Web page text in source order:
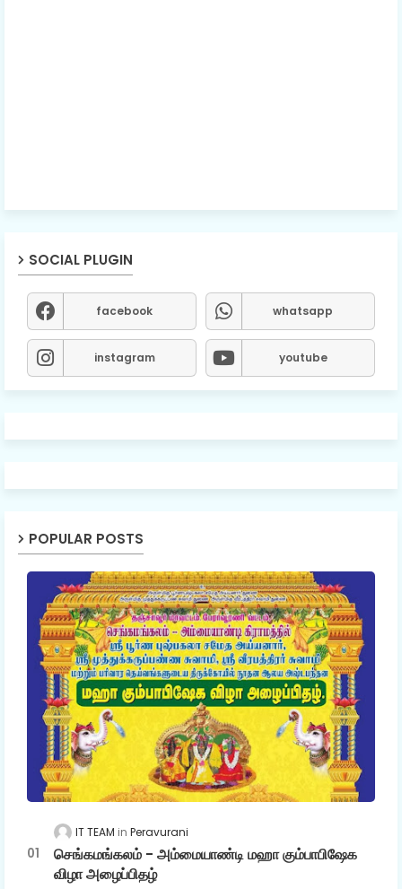
SOCIAL PLUGIN
facebook whatsapp
instagram youtube
POPULAR POSTS
IT TEAM Peravurani
செங்கமங்கலம் - அம்மையாண்டி மஹா கும்பாபிஷேக
விழா அழைப்பிதழ்